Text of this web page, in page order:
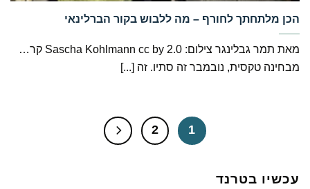
‏הכן מלתחתך לחורף – מה ללבוש בקור הברלינאי
מאת תמר גבלינגר צילום: Sascha Kohlmann cc by 2.0 קר…
מבחינה טקסית, נובמבר זה סתיו. זה [...]
1
2
עכשיו בטרנד